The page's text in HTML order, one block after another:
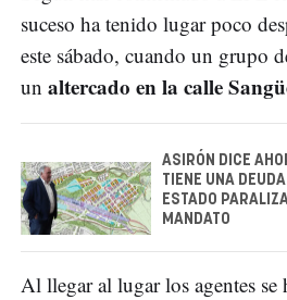
suceso ha tenido lugar poco
este sábado, cuando un grupo
un altercado en la calle
ASIRÓN DICE
TIENE UNA
ESTADO
MANDATO
Al llegar al lugar los agentes se